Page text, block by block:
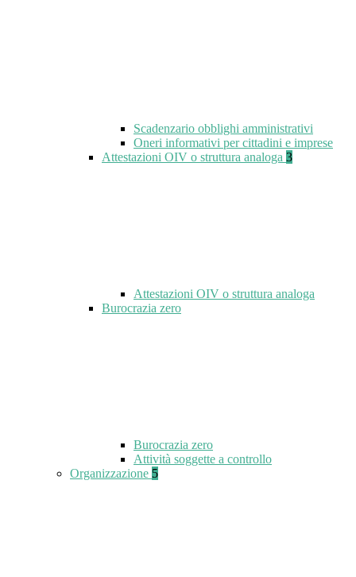
Scadenzario obblighi amministrativi
Oneri informativi per cittadini e imprese
Attestazioni OIV o struttura analoga 3
Attestazioni OIV o struttura analoga
Burocrazia zero
Burocrazia zero
Attività soggette a controllo
Organizzazione 5